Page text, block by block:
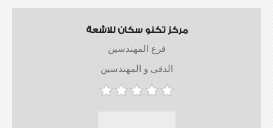
مركز تكنو سكان للاشعة
فرع المهندسين
الدقى و المهندسين